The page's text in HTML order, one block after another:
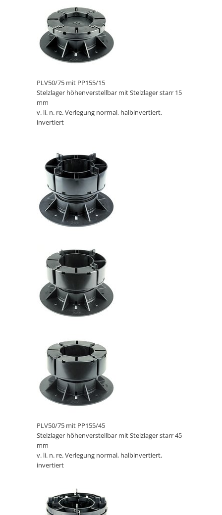
PLV50/75 mit PP155/15
Stelzlager höhenverstellbar mit Stelzlager starr 15
mm
v. li. n. re. Verlegung normal, halbinvertiert,
invertiert
PLV50/75 mit PP155/45
Stelzlager höhenverstellbar mit Stelzlager starr 45
mm
v. li. n. re. Verlegung normal, halbinvertiert,
invertiert